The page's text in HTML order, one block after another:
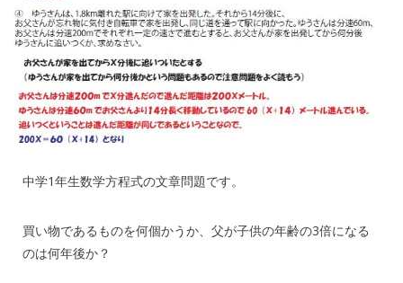
中学1年生数学方程式の文章問題です。
買い物であるものを何個かうか、父が子供の年齢の3倍になる
のは何年後か？